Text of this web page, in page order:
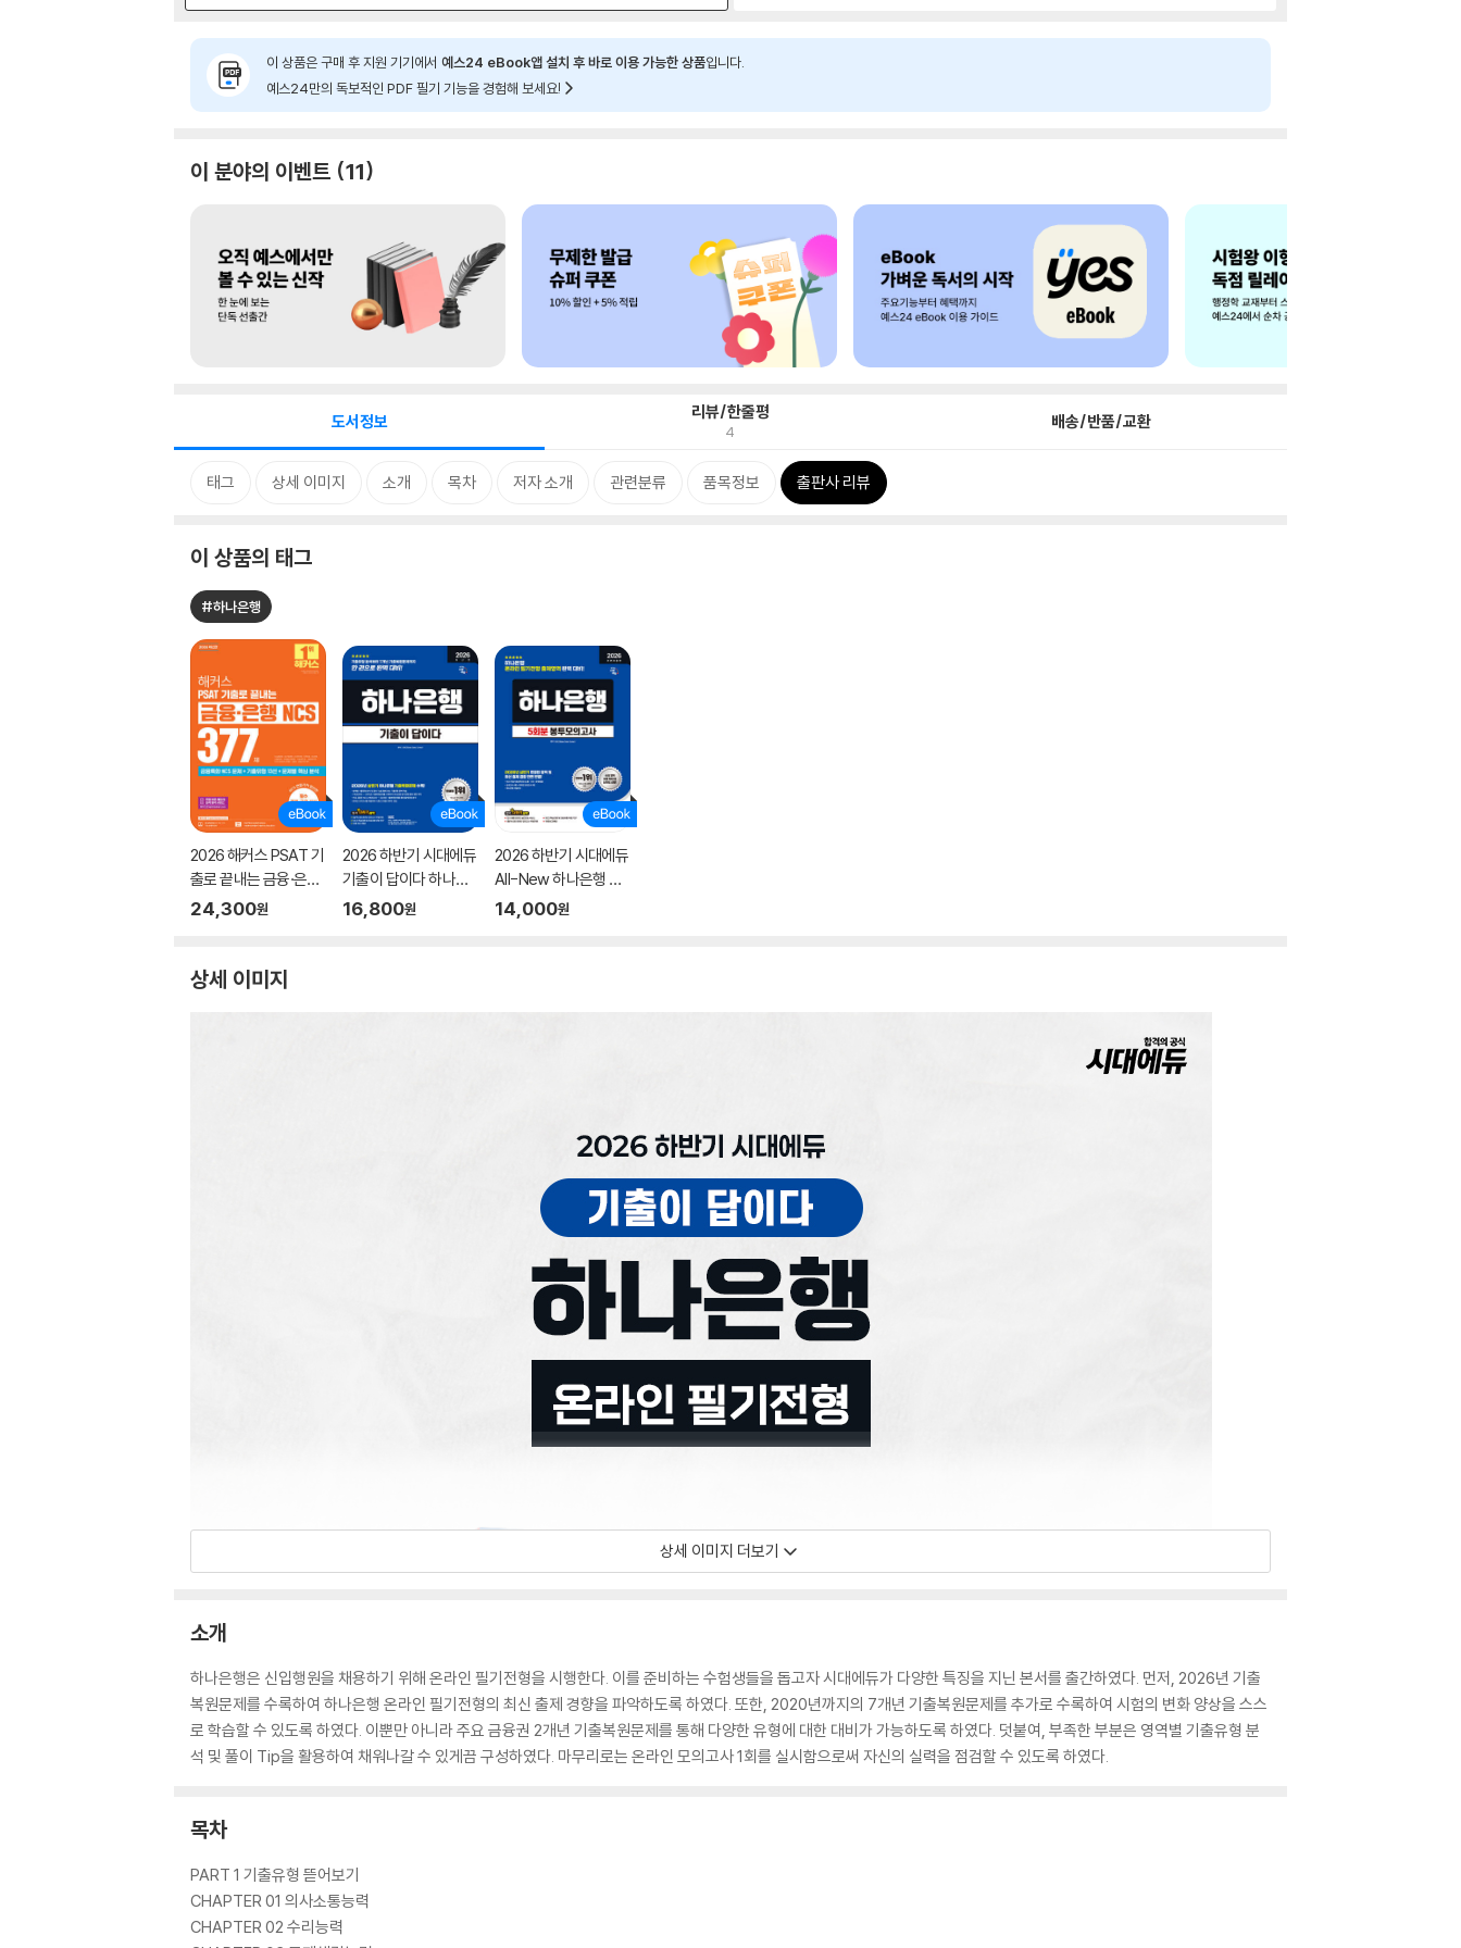
이 상품은 구매 후 지원 기기에서 예스24 eBook앱 설치 후 바로 이용 가능한 상품입니다.
예스24만의 독보적인 PDF 필기 기능을 경험해 보세요!
이 분야의 이벤트 11
도서정보 리뷰/한줄평
4 배송/반품/교환
태그 상세 이미지 소개 목차 저자 소개 관련분류 품목정보 출판사 리뷰
이 상품의 태그
#하나은행
2026 해커스 PSAT 기
출로 끝내는 금융·은행
NCS 377제
24,300원
2026 하반기 시대에듀
기출이 답이다 하나은
행 온라인 필기전형
16,800원
2026 하반기 시대에듀
All-New 하나은행 온
라인 필기전형 봉투모
14,000원
상세 이미지
상세 이미지 더보기
소개
하나은행은 신입행원을 채용하기 위해 온라인 필기전형을 시행한다. 이를 준비하는 수험생들을 돕고자 시대에듀가 다양한 특징을 지닌 본서를 출간하였다. 먼저, 2026년 기출
복원문제를 수록하여 하나은행 온라인 필기전형의 최신 출제 경향을 파악하도록 하였다. 또한, 2020년까지의 7개년 기출복원문제를 추가로 수록하여 시험의 변화 양상을 스스
로 학습할 수 있도록 하였다. 이뿐만 아니라 주요 금융권 2개년 기출복원문제를 통해 다양한 유형에 대한 대비가 가능하도록 하였다. 덧붙여, 부족한 부분은 영역별 기출유형 분
석 및 풀이 Tip을 활용하여 채워나갈 수 있게끔 구성하였다. 마무리로는 온라인 모의고사 1회를 실시함으로써 자신의 실력을 점검할 수 있도록 하였다.
목차
PART 1 기출유형 뜯어보기
CHAPTER 01 의사소통능력
CHAPTER 02 수리능력